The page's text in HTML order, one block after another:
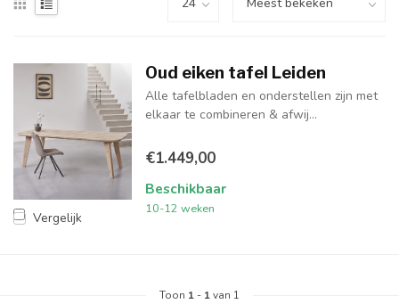
Vergelijk
Oud eiken tafel Leiden
Alle tafelbladen en onderstellen zijn met
elkaar te combineren & afwij...
€1.449,00
Beschikbaar
10-12 weken
Toon 1 - 1van 1